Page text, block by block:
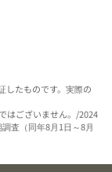
したものです。実際の
はございません。/2024
査（同年8月1日～8月